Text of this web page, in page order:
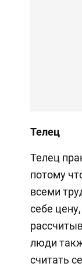
Телец
Телец
потому
всеми
себе
люди
считать